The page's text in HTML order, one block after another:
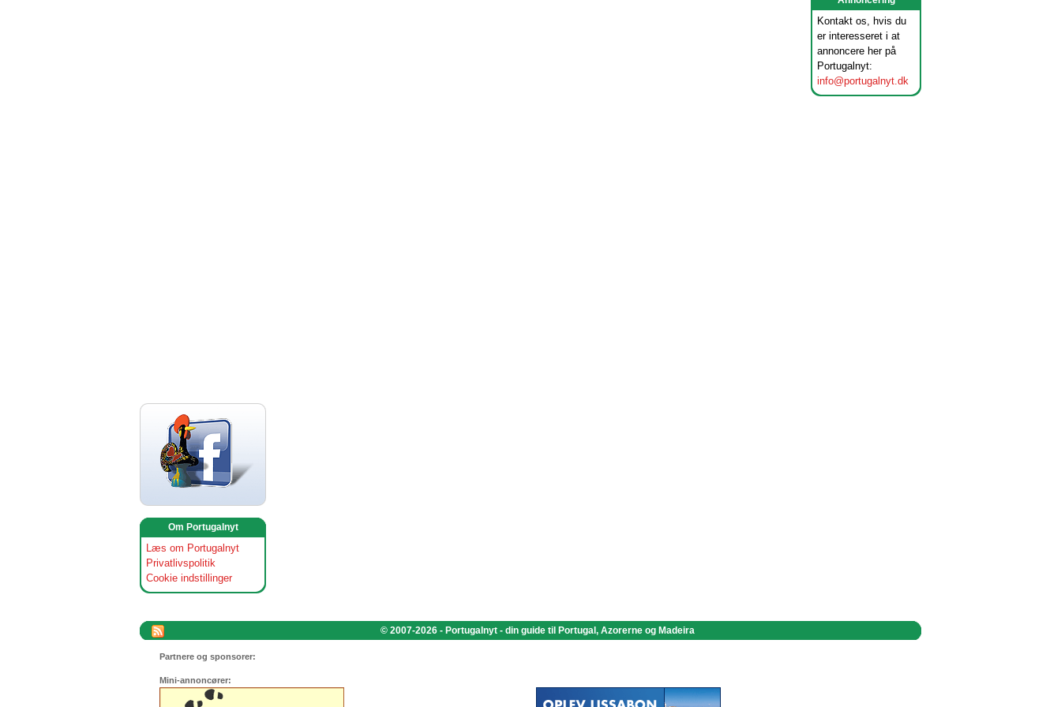
Kontakt os, hvis du
er interesseret i at
annoncere her på
Portugalnyt:
info@portugalnyt.dk
Om Portugalnyt
Læs om Portugalnyt
Privatlivspolitik
Cookie indstillinger
© 2007-2026 - Portugalnyt - din guide til Portugal, Azorerne og Madeira
Partnere og sponsorer:
Mini-annoncører: